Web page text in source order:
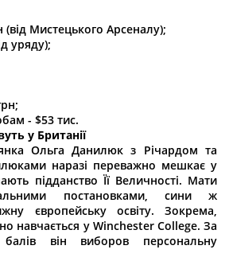
Мистецького Арсеналу);
уряду);
- $53 тис.
у Британії
Ольга Данилюк з Річардом та
наразі переважно мешкає у
підданство Її Величності. Мати
постановками, сини ж
європейську освіту. Зокрема,
навчається у Winchester College. За
він виборов персональну